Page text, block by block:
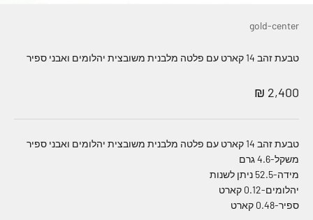
gold-center
טבעת זהב 14 קארט עם פלטה מלבנית משובצית יהלומים ואבני ספיר
מחיר מבצע
2,400 ₪
טבעת זהב 14 קארט עם פלטה מלבנית משובצית יהלומים ואבני ספיר
משקל-4.6 גרם
מידה-52.5 ניתן לשנות
יהלומים-0.12 קארט
ספיר-0.48 קארט